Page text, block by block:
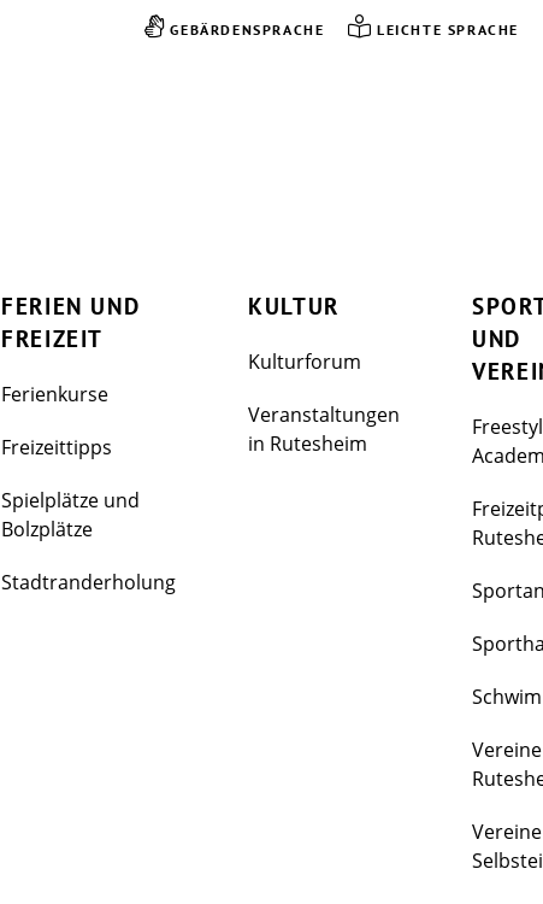
GEBÄRDENSPRACHE LEICHTE SPRACHE
FERIEN UND
FREIZEIT
Ferienkurse
Freizeittipps
Spielplätze und
Bolzplätze
Stadtranderholung
KULTUR
Kulturforum
Veranstaltungen
in Rutesheim
UND
Vereine